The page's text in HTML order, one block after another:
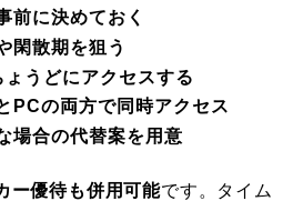
前に決めておく
閑散期を狙う
うどにアクセスする
PCの両方で同時アクセス
場合の代替案を用意
ー優待も併用可能です。タイム